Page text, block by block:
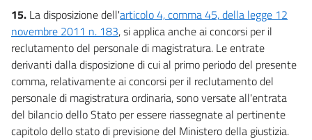
15. La disposizione dell'articolo 4, comma 45, della legge 12
novembre 2011 n. 183, si applica anche ai concorsi per il
reclutamento del personale di magistratura. Le entrate
derivanti dalla disposizione di cui al primo periodo del presente
comma, relativamente ai concorsi per il reclutamento del
personale di magistratura ordinaria, sono versate all'entrata
del bilancio dello Stato per essere riassegnate al pertinente
capitolo dello stato di previsione del Ministero della giustizia.